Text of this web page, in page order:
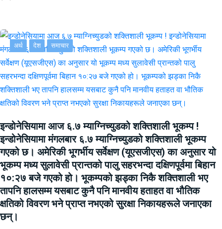
अर्थ देश समाचार
इन्डोनेसियामा आज ६.७ म्याग्निच्युडको शक्तिशाली भूकम्प !
इन्डोनेसियामा मंगलबार ६.७ म्याग्निच्युडको शक्तिशाली भूकम्प
गएको छ। अमेरिकी भूगर्भीय सर्वेक्षण (यूएसजीएस) का अनुसार यो
भूकम्प मध्य सुलावेसी प्रान्तको पालु सहरभन्दा दक्षिणपूर्वमा बिहान
१०:२७ बजे गएको हो। भूकम्पको झड्का निकै शक्तिशाली भए
तापनि हालसम्म यसबाट कुनै पनि मानवीय हताहत वा भौतिक
क्षतिको विवरण भने प्राप्त नभएको सुरक्षा निकायहरूले जनाएका
छन्।